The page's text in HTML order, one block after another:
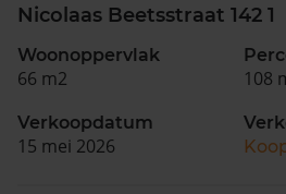
Nicolaas Beetsstraat 142 1
Woonoppervlak
66 m2 108
Verkoopdatum
15 mei 2026